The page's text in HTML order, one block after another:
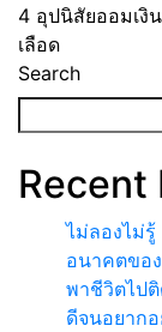
4 อุปนิสัยออมเงิ
เลือด
Search
Recent
ไม่ลองไม่รู้
อนาคตขอ
พาชีวิตไปติ
ดีจนอยาก